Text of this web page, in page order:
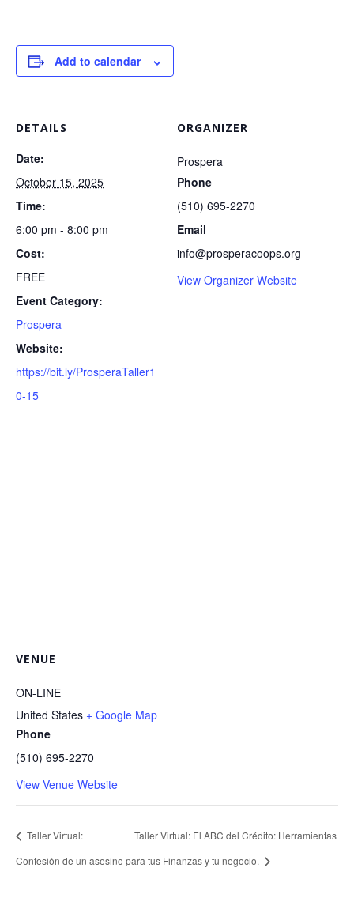
Add to calendar
DETAILS
Date:
October 15, 2025
Time:
6:00 pm - 8:00 pm
Cost:
FREE
Event Category:
Prospera
Website:
https://bit.ly/ProsperaTaller1
0-15
ORGANIZER
Prospera
Phone
(510) 695-2270
Email
info@prosperacoops.org
View Organizer Website
VENUE
ON-LINE
United States + Google Map
Phone
(510) 695-2270
View Venue Website
Taller Virtual:
Confesión de un asesino
Taller Virtual: El ABC del Crédito: Herramientas
para tus Finanzas y tu negocio.